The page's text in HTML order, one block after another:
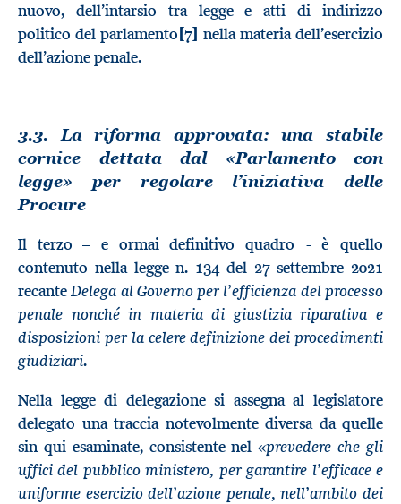
nuovo, dell’intarsio tra legge e atti di indirizzo
politico del parlamento [7] nella materia dell’esercizio
dell’azione penale.
3.3. La riforma approvata: una stabile
cornice dettata dal «Parlamento con
legge» per regolare l’iniziativa delle
Procure
Il terzo – e ormai definitivo quadro - è quello
contenuto nella legge n. 134 del 27 settembre 2021
recanteDelega al Governo per l’efficienza del processo
penale nonché in materia di giustizia riparativa e
disposizioni per la celere definizione dei procedimenti
giudiziari.
Nella legge di delegazione si assegna al legislatore
delegato una traccia notevolmente diversa da quelle
sin qui esaminate, consistente nel «prevedere che gli
uffici del pubblico ministero, per garantire l’efficace e
uniforme esercizio dell’azione penale, nell’ambito dei